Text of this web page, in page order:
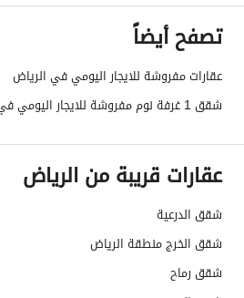
تصفح أيضاً
عقارات مفروشة للايجار اليومي في الرياض
شقق 1 غرفة نوم مفروشة للايجار اليومي في الرياض
عقارات قريبة من الرياض
شقق الدرعية
شقق الخرج منطقة الرياض
شقق رماح